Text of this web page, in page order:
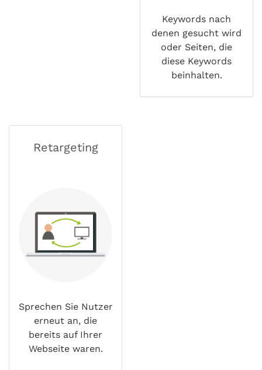
Keywords nach
denen gesucht wird
oder Seiten, die
diese Keywords
beinhalten.
Retargeting
Sprechen Sie Nutzer
erneut an, die
bereits auf Ihrer
Webseite waren.